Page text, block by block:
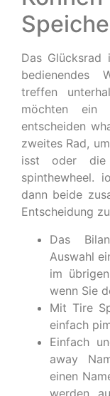
Das Glücksrad
bedienendes
treffen
möchten ein
entscheiden
zweites Rad,
isst oder die
spinthewheel.
dann beide
Entscheidung
Das
Auswahl
im
wenn Sie
Mit Tire
einfach
Einfach
away
einen
werden